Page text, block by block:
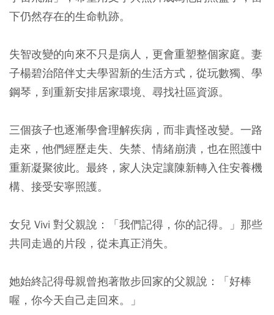
下仍然存在的生命軌跡。
失智改變的向來不只是病人，更會重塑整個家庭。妻
子楊碧治陪伴丈夫學習新的生活方式，從玩數獨、學
鋼琴，到重新安排居家環境、尋找社區資源。
三個孩子也逐漸學會理解疾病，而非責怪改變。一路
走來，他們經歷走失、失禁、情緒崩潰，也在照護中
重新凝聚彼此。最終，家人決定讓陳新轉入住安養機
構、接受安寧照護。
女兒 Vivi 對父親說：「我們記得，你的記得。」那些
共同走過的片段，從未真正消失。
她始終記得母親曾抱著散步回家的父親說：「好棒
喔，你今天自己走回來。」